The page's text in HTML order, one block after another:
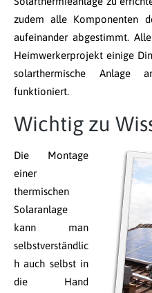
zudem alle Komponenten
aufeinander abgestimmt.
Heimwerkerprojekt einige
solarthermische Anlage
funktioniert.
Wichtig zu
Die Montage
einer
thermischen
Solaranlage
kann man
selbstverständlic
h auch selbst in
die Hand